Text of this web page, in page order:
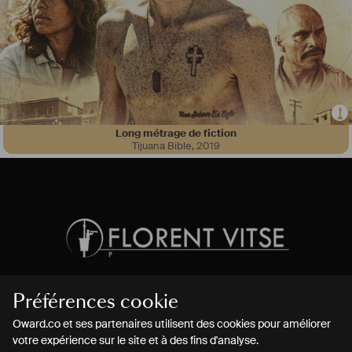
Préférences cookie
Oward.co et ses partenaires utilisent des cookies pour améliorer
votre expérience sur le site et à des fins d'analyse.
Long métrage de fiction
Tijuana Bible,2019
Bande démo